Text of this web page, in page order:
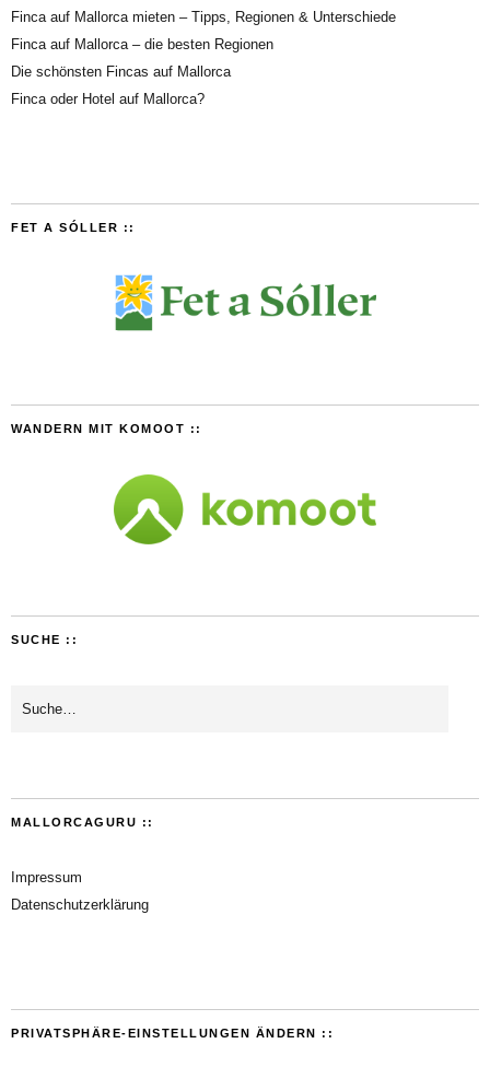
Finca auf Mallorca mieten – Tipps, Regionen & Unterschiede
Finca auf Mallorca – die besten Regionen
Die schönsten Fincas auf Mallorca
Finca oder Hotel auf Mallorca?
FET A SÓLLER ::
WANDERN MIT KOMOOT ::
SUCHE ::
MALLORCAGURU ::
Impressum
Datenschutzerklärung
PRIVATSPHÄRE-EINSTELLUNGEN ÄNDERN ::